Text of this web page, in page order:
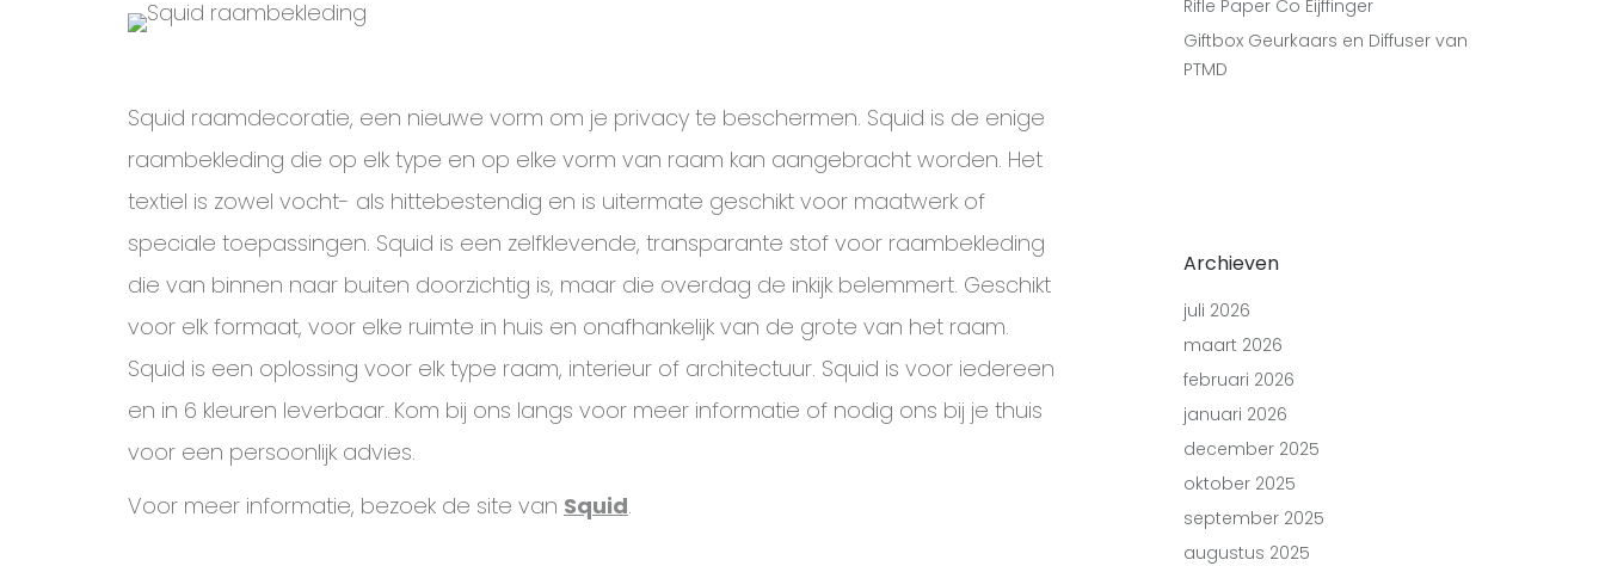
Squid raamdecoratie, een nieuwe vorm om je privacy te beschermen. Squid is de enige
raambekleding die op elk type en op elke vorm van raam kan aangebracht worden. Het
textiel is zowel vocht- als hittebestendig en is uitermate geschikt voor maatwerk of
speciale toepassingen. Squid is een zelfklevende, transparante stof voor raambekleding
die van binnen naar buiten doorzichtig is, maar die overdag de inkijk belemmert. Geschikt
voor elk formaat, voor elke ruimte in huis en onafhankelijk van de grote van het raam.
Squid is een oplossing voor elk type raam, interieur of architectuur. Squid is voor iedereen
en in 6 kleuren leverbaar. Kom bij ons langs voor meer informatie of nodig ons bij je thuis
voor een persoonlijk advies.
Voor meer informatie, bezoek de site van Squid.
Rifle Paper Co Eijffinger
Giftbox Geurkaars en Diffuser van
PTMD
Archieven
juli 2026
maart 2026
februari 2026
januari 2026
december 2025
oktober 2025
september 2025
augustus 2025